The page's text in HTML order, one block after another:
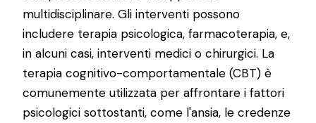
multidisciplinare. Gli interventi possono
includere terapia psicologica, farmacoterapia, e,
in alcuni casi, interventi medici o chirurgici. La
terapia cognitivo-comportamentale (CBT) è
comunemente utilizzata per affrontare i fattori
psicologici sottostanti, come l'ansia, le credenze